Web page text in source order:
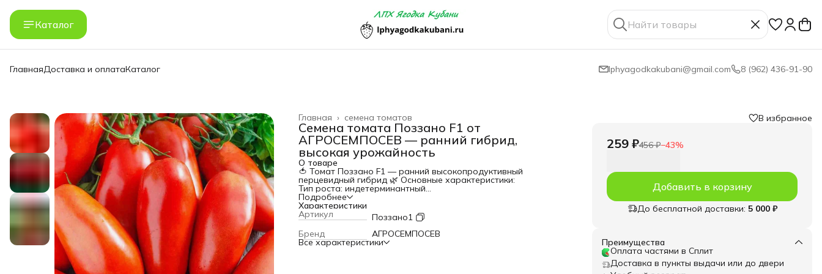
Каталог
ГлавнаяДоставка и оплатаКаталог lphyagodkakubani@gmail.com 8 (962) 436-91-90
семена томатов
Главная ›
Семена томата Поззано F1 от
АГРОСЕМПОСЕВ — ранний гибрид,
высокая урожайность
О товаре
🍅 Томат Поззано F1 — ранний высокопродуктивный
перцевидный гибрид 🌿 Основные характеристики:
Тип роста: индетерминантный
Предназначение: выращивание преимущественно под
пленочным укрытием (теплица)
Урожайность: до 25,4 кг с 1 кв.м
Подробнее
Характеристики
Артикул
Поззано1
Бренд
АГРОСЕМПОСЕВ
Все характеристики
В избранное
259 ₽456 ₽−43%
Добавить в корзину
До бесплатной доставки: 5 000 ₽
Преимущества
Оплата частями в Сплит
Доставка в пункты выдачи или до двери